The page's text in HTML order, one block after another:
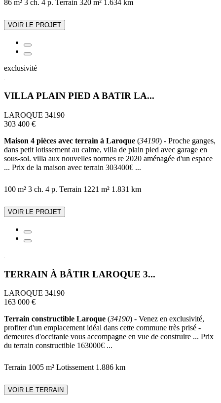
86 m² 3 ch. 4 p. Terrain 320 m² 1.634 km
VOIR LE PROJET
exclusivité
VILLA PLAIN PIED A BATIR LA...
LAROQUE 34190
303 400 €
Maison 4 pièces avec terrain à Laroque (34190) - Proche ganges,
dans petit lotissement au calme, villa de plain pied avec garage en
sous-sol. villa aux nouvelles normes re 2020 aménagée d'un espace
... Prix de la maison avec terrain 303400€ ...
100 m² 3 ch. 4 p. Terrain 1221 m² 1.831 km
VOIR LE PROJET
TERRAIN À BÂTIR LAROQUE 3...
LAROQUE 34190
163 000 €
Terrain constructible Laroque (34190) - Venez en exclusivité,
profiter d'un emplacement idéal dans cette commune très prisé -
demeures d'occitanie vous accompagne en vue de construire ... Prix
du terrain constructible 163000€ ...
Terrain 1005 m² Lotissement 1.886 km
VOIR LE TERRAIN